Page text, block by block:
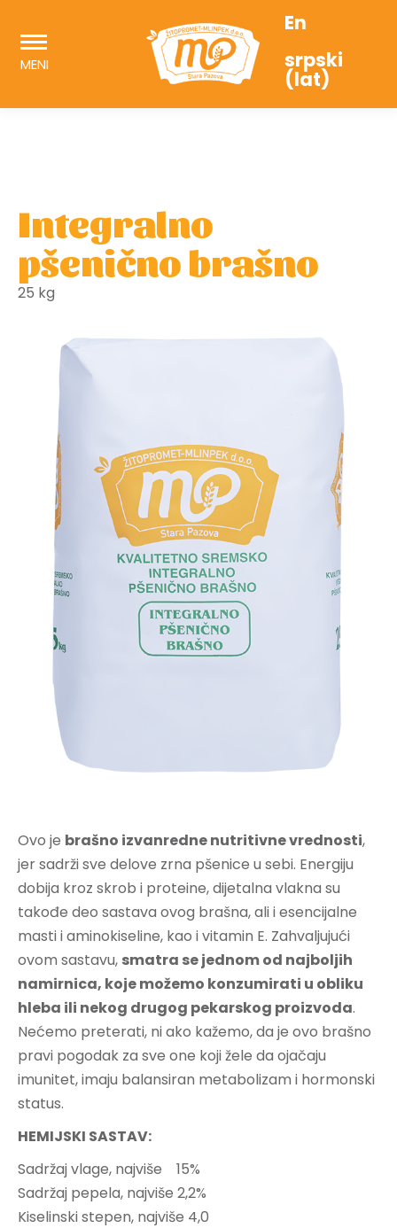
MENI
En
srpski
(lat)
Integralno
pšenično brašno
25 kg
Ovo je brašno izvanredne nutritivne vrednosti,
jer sadrži sve delove zrna pšenice u sebi. Energiju
dobija kroz skrob i proteine, dijetalna vlakna su
takođe deo sastava ovog brašna, ali i esencijalne
masti i aminokiseline, kao i vitamin E. Zahvaljujući
ovom sastavu, smatra se jednom od najboljih
namirnica, koje možemo konzumirati u obliku
hleba ili nekog drugog pekarskog proizvoda.
Nećemo preterati, ni ako kažemo, da je ovo brašno
pravi pogodak za sve one koji žele da ojačaju
imunitet, imaju balansiran metabolizam i hormonski
status.
HEMIJSKI SASTAV:
Sadržaj vlage, najviše 15%
Sadržaj pepela, najviše 2,2%
Kiselinski stepen, najviše 4,0